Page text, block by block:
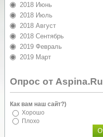
2018 Июнь
2018 Июль
2018 Август
2018 Сентябрь
2019 Февраль
2019 Март
Опрос от Aspina.Ru
Как вам наш сайт?)
Хорошо
Плохо